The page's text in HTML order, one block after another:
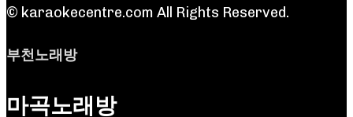
© karaokecentre.com All Rights Reserved.
부천노래방
마곡노래방